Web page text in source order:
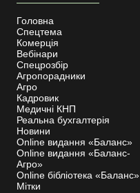
Головна
Спецтема
Комерція
Вебінари
Спецрозбір
Агропорадники
Агро
Кадровик
Медичні КНП
Реальна бухгалтерія
Новини
Online видання «Баланс»
Online видання «Баланс-
Агро»
Online бібліотека «Баланс»
Мітки